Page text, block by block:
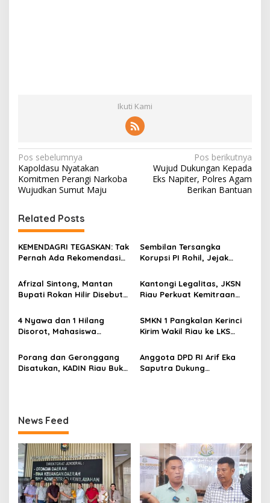
Ikuti Kami
N
a
v
i
g
a
s
i
p
s
Pos sebelumnya
Kapoldasu Nyatakan
Komitmen Perangi Narkoba
Wujudkan Sumut Maju
Pos berikutnya
Wujud Dukungan Kepada
Eks Napiter, Polres Agam
Berikan Bantuan
Related Posts
KEMENDAGRI TEGASKAN: Tak
Pernah Ada Rekomendasi
HGB STC
Sembilan Tersangka
Korupsi PI Rohil, Jejak
Masih Didalami
Afrizal Sintong, Mantan
Bupati Rokan Hilir Disebut
Diterima Kejati, GMPR
Desak Usut Dividen Rp331,7
Kantongi Legalitas, JKSN
Riau Perkuat Kemitraan
Ketahanan Bangsa
4 Nyawa dan 1 Hilang
Disorot, Mahasiswa
Pelindo
SMKN 1 Pangkalan Kerinci
Kirim Wakil Riau ke LKS
Porang dan Geronggang
Disatukan, KADIN Riau Buka
Anggota DPD RI Arif Eka
Saputra Dukung
News Feed